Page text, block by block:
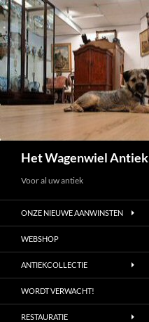
Het Wagenwiel Antiek
Voor al uw antiek
ONZE NIEUWE AANWINSTEN
WEBSHOP
ANTIEKCOLLECTIE
WORDT VERWACHT!
RESTAURATIE